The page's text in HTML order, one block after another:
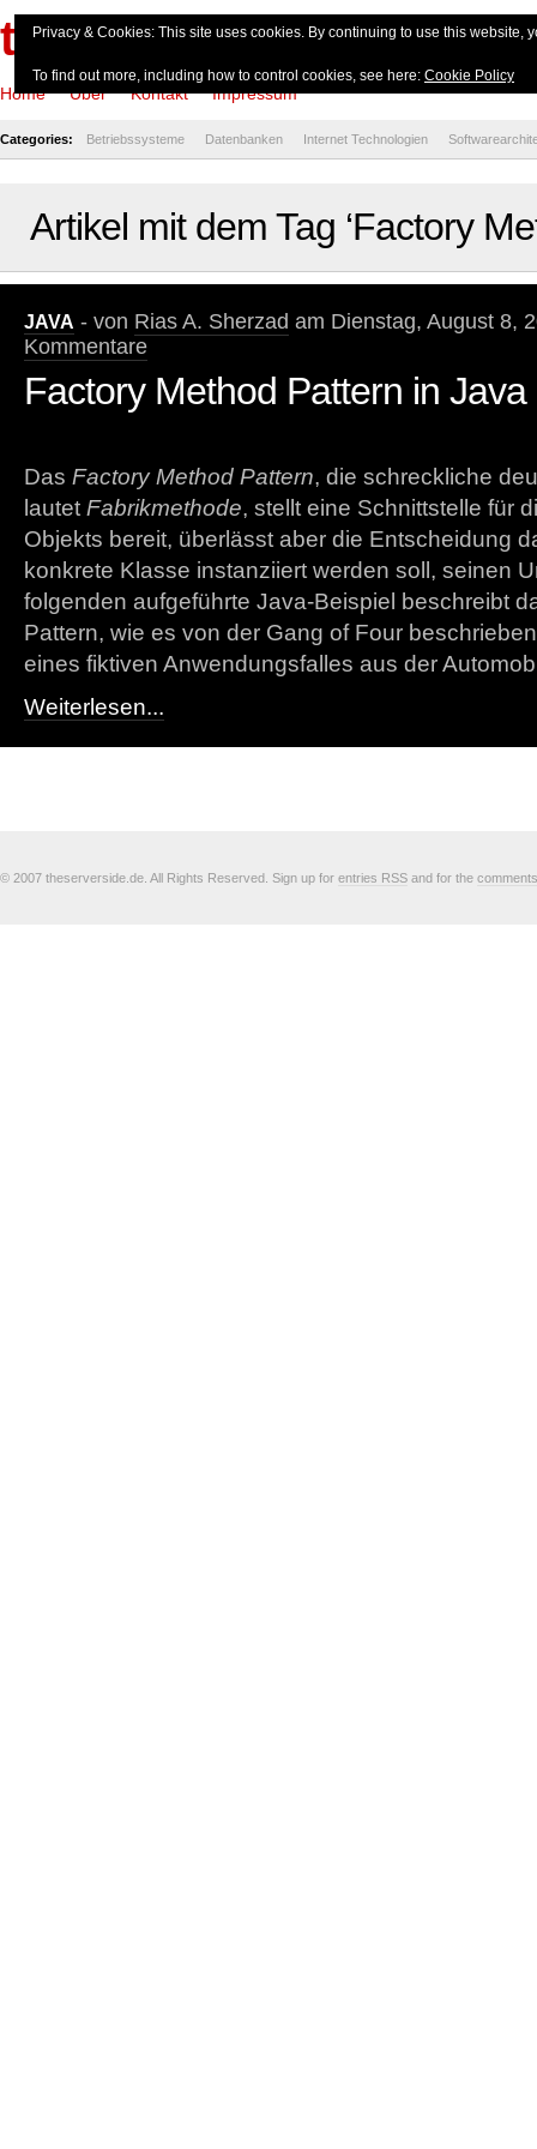
theserverside.de
Home Über Kontakt Impressum
Categories: Betriebssysteme Datenbanken Internet Technologien
Artikel mit dem Tag ‘Factory
JAVA - von Rias A. Sherzad am Dienstag, August 8,
Kommentare
Factory Method Pattern in Java
Das Factory Method Pattern, die schreckliche
lautet Fabrikmethode, stellt eine Schnittstelle für
Objekts bereit, überlässt aber die Entscheidung
konkrete Klasse instanziiert werden soll, seinen
folgenden aufgeführte Java-Beispiel beschreibt
Pattern, wie es von der Gang of Four
eines fiktiven Anwendungsfalles aus der
Weiterlesen...
Privacy & Cookies: This site uses cookies. By continuing to use this website,
To find out more, including how to control cookies, see here: Cookie Policy
© 2007 theserverside.de. All Rights Reserved. Sign up for entries RSS and for the